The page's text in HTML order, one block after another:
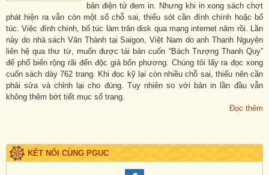
bản điện tử đem in. Nhưng khi in xong sách chợt
phát hiện ra vẫn còn một số chỗ sai, thiếu sót cần đính chính hoặc bổ
túc. Việc đính chính, bổ túc làm trân disk qua mạng internet năm rồi. Lần
này do nhà sách Văn Thành tại Saigon, Việt Nam do anh Thanh Nguyên
liên hệ qua thư từ, muốn được tái bản cuốn “Bách Trượng Thanh Quy”
để phổ biến rộng rãi đến độc giả bốn phương. Chúng tôi lấy ra đọc xong
cuốn sách dày 762 trang. Khi đọc kỹ lại còn nhiều chỗ sai, thiếu nên cần
phải sửa và chỉnh lại cho đúng. Tuy nhiên so với bản in lần đầu vẫn
không thêm bớt tiết mục số trang.
Đọc thêm
KẾT NỐI CÙNG PGUC